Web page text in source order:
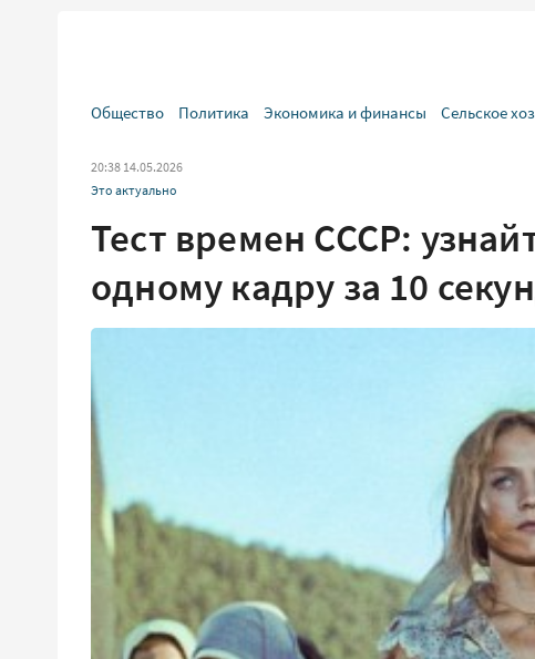
Общество Политика Экономика и финансы Сельское
20:38 14.05.2026
Это актуально
Тест времен СССР:
одному кадру за 10